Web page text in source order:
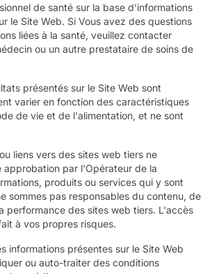
de santé sur la base d'informations
le Site Web. Si Vous avez des questions
liées à la santé, veuillez contacter
ou un autre prestataire de soins de
présentés sur le Site Web sont
varier en fonction des caractéristiques
de vie et de l'alimentation, et ne sont
liens vers des sites web tiers ne
approbation par l'Opérateur de la
produits ou services qui y sont
sommes pas responsables du contenu, de
performance des sites web tiers. L'accès
à vos propres risques.
informations présentes sur le Site Web
ou auto-traiter des conditions